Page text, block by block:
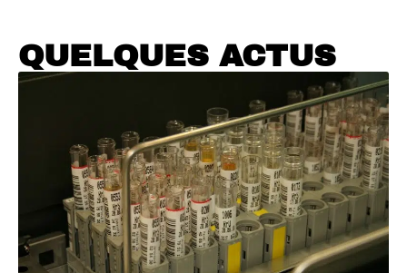
QUELQUES ACTUS